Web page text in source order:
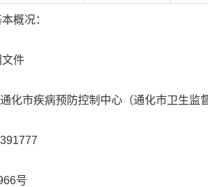
概况：
件
通化市疾病预防控制中心（通化市卫生监
号